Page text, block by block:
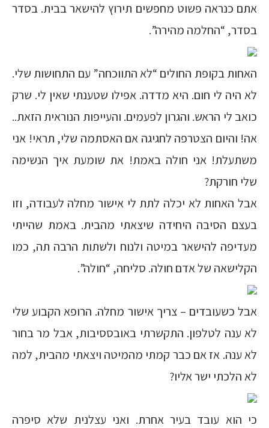
אתם כנראה פשוט מחפשים תירוץ להישאר בבית. בסדר
בסדר, “החלמה מהירה”.
האחות בקופת החולים “לא התווכחה” עם התחושות שלי.
לא היה לי חום. היא מדדה. אפילו שטענתי שאין לי. שרק
כואב לי הראש. והגרון לפעמים. והעייפות הנוראית הזאת..
אה! והיום הצטרפה לחגיגה אם האסתמה שלי, תראי! אני
משתעלת! אני חולה באמת! את שומעת איך הנשימה
שלי חורקת?
אבל האחות לא יכלה לתת לי אישור מחלה לעבודה, וזו
בעצם הסיבה היחידה שיצאתי מהבית. באמת שהייתי
מעדיפה להישאר במיטה ולנוח ולשתות הרבה תה, כמו
הקלישאה של אדם חולה. סליחה, “חולה”.
אבל כשעובדים – צריך אישור מחלה. הרופא הקבוע שלי
לא ענה לטלפון. התקשרתי באובססיבות, אבל מר בחור
לא ענה. אז אם כבר קמתי מהמיטה ויצאתי מהבית, למה
לא הלכתי ישר אליו?
כי הוא עובד בעיר אחרת. ואני עצלנית שלא סיפרה